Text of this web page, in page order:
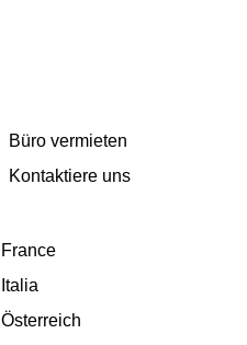
Büro vermieten
Kontaktiere uns
France
Italia
Österreich